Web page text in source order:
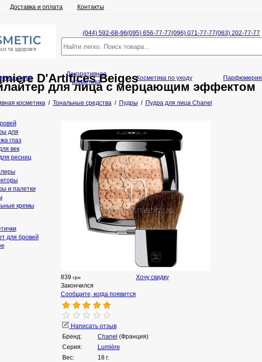
Доставка и оплата Контакты
(044) 592-68-96(095) 656-77-77(096) 071-77-77(063) 202-77-77
D'Artifices Beiges
для лица с мерцающим эффектом
косметика/ Тональные средства/ Пудры / Пудра для лица Chanel
Хочу скидку
839 грн
Закончился
Сообщите, когда появится
Написать отзыв
Бренд:
Chanel (Франция)
Серия:
Lumière
Вес:
18 г.
Декоративная
косметика
Косметика по уходу Парфюмерия
для
глаз
век
ресниц
и палетки
кремы
для бровей